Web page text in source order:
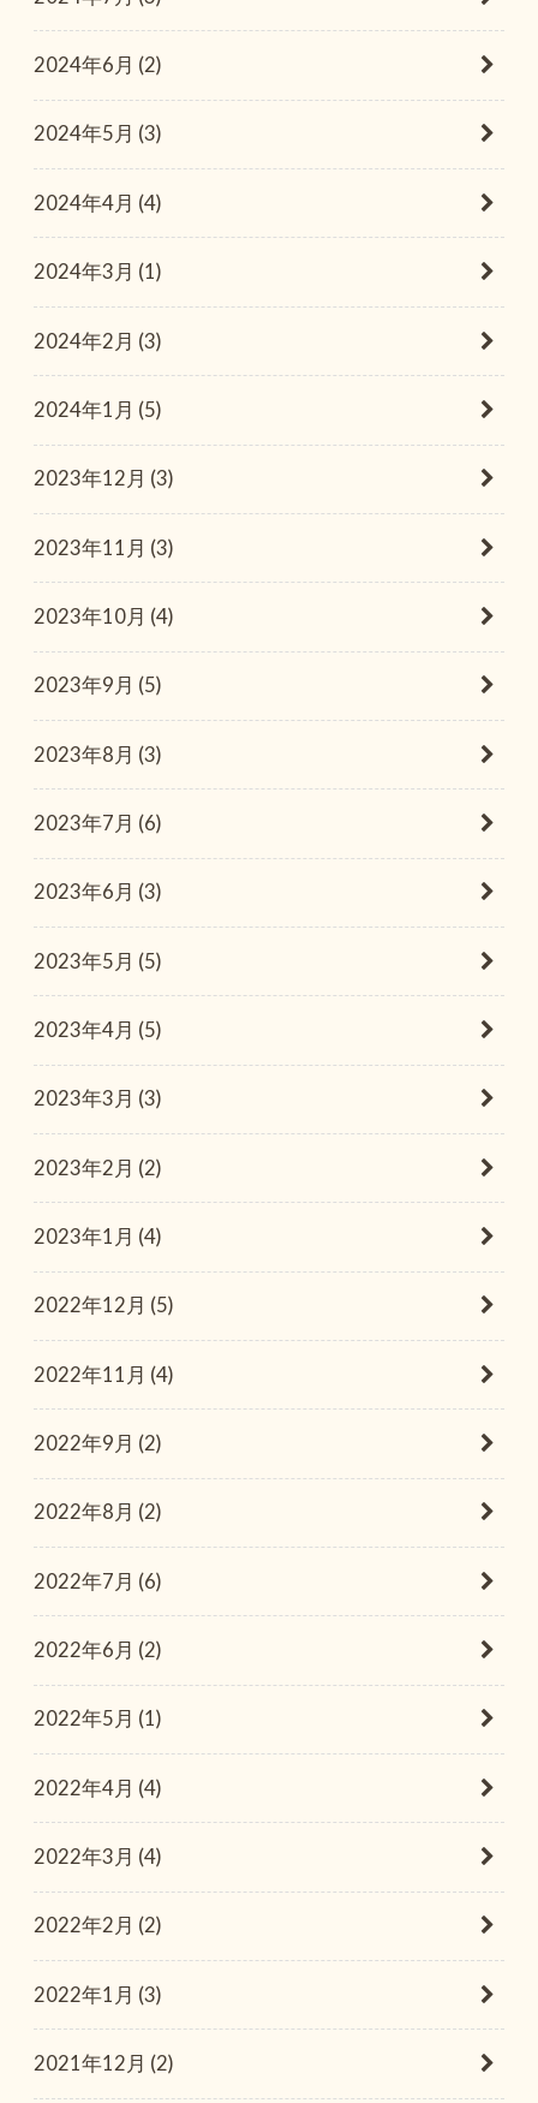
2024年6月 (2)
2024年5月 (3)
2024年4月 (4)
2024年3月 (1)
2024年2月 (3)
2024年1月 (5)
2023年12月 (3)
2023年11月 (3)
2023年10月 (4)
2023年9月 (5)
2023年8月 (3)
2023年7月 (6)
2023年6月 (3)
2023年5月 (5)
2023年4月 (5)
2023年3月 (3)
2023年2月 (2)
2023年1月 (4)
2022年12月 (5)
2022年11月 (4)
2022年9月 (2)
2022年8月 (2)
2022年7月 (6)
2022年6月 (2)
2022年5月 (1)
2022年4月 (4)
2022年3月 (4)
2022年2月 (2)
2022年1月 (3)
2021年12月 (2)